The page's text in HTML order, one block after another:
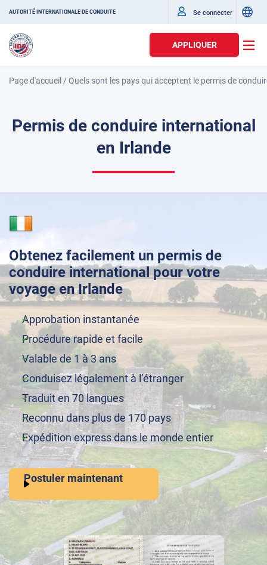
AUTORITÉ INTERNATIONALE DE CONDUITE Se connecter
APPLIQUER
Page d'accueil /Quels sont les pays qui acceptent le permis de
Permis de conduire international
en Irlande
Obtenez facilement un permis de
conduire international pour votre
voyage en Irlande
Approbation instantanée
Procédure rapide et facile
Valable de 1 à 3 ans
Conduisez légalement à l’étranger
Traduit en 70 langues
Reconnu dans plus de 170 pays
Expédition express dans le monde entier
Postuler maintenant